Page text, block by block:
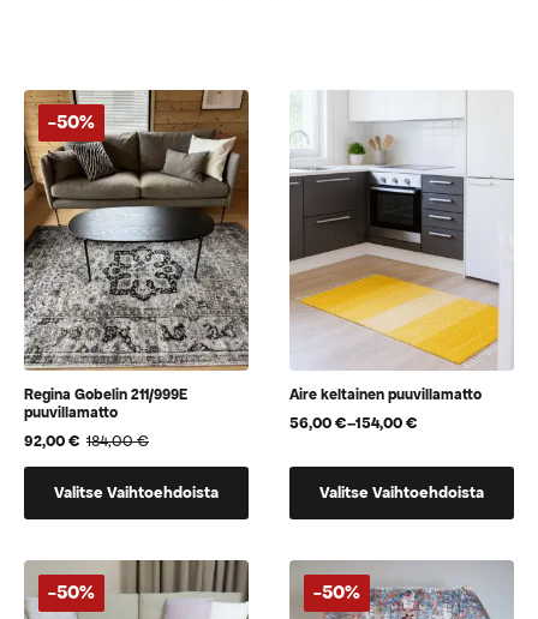
valinnat
tuotteen
sivulla.
valinnat
sivulla.
-50%
Regina Gobelin 211/999E
puuvillamatto
184,00€
Alkuperäinen
hinta
92,00€
Nykyinen
hinta
Valitse Vaihtoehdoista
tuotteella
useampi
muunnelma.
Aire keltainen puuvillamatto
56,00€–154,00€
Hintaluokka:
-
154,00 €
Valitse Vaihtoehdoista
tuotteella
useampi
muunnelma.
-50% -50%